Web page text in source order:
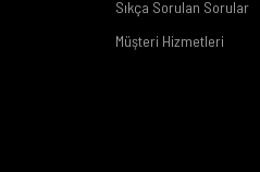
Sıkça Sorulan Sorular
Müşteri Hizmetleri